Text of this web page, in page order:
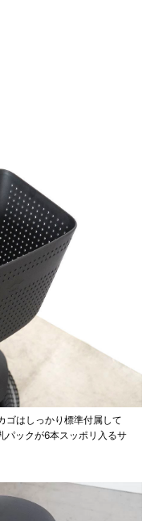
ゴはしっかり標準付属して
パックが6本スッポリ入るサ